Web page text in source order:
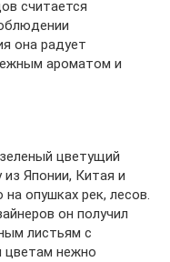
считается
она радует
ароматом и
цветущий
из Японии, Китая и
опушках рек, лесов.
он получил
листьям с
цветам нежно